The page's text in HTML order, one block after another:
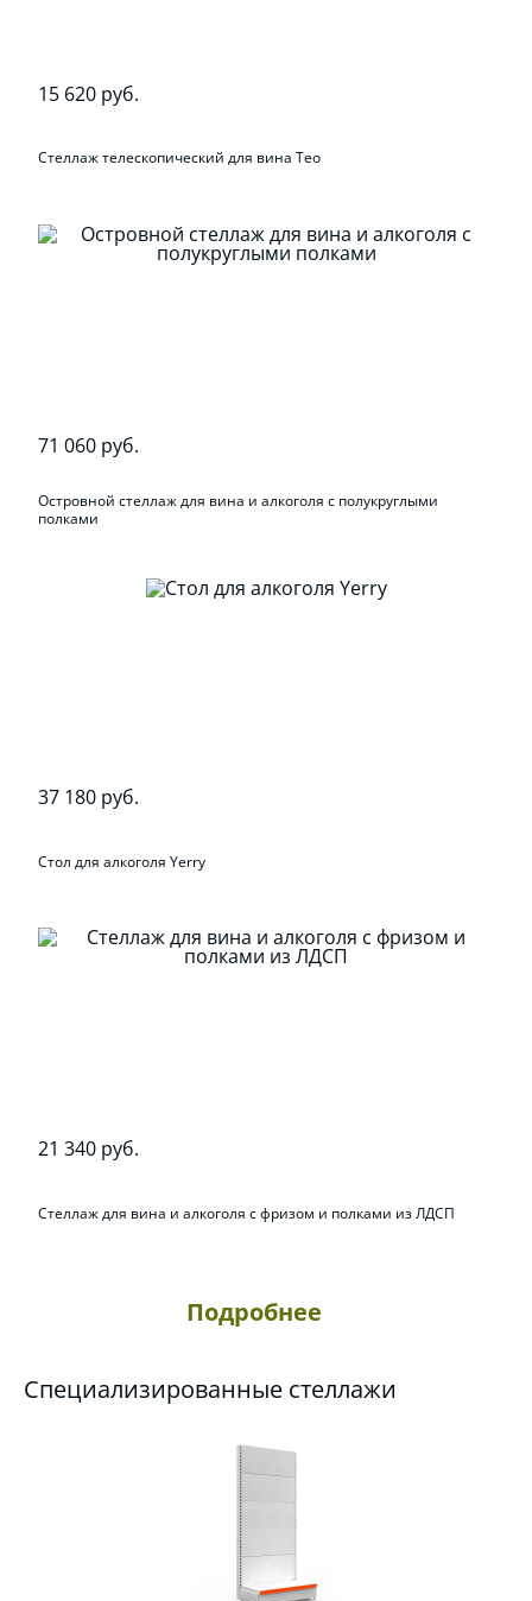
Подробнее
15 620 руб.
Стеллаж телескопический для вина Teo
71 060 руб.
Островной стеллаж для вина и алкоголя с полукруглыми
полками
37 180 руб.
Стол для алкоголя Yerry
21 340 руб.
Стеллаж для вина и алкоголя с фризом и полками из ЛДСП
Специализированные стеллажи